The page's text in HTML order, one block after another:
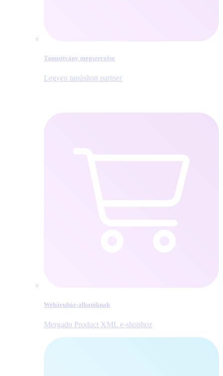
Tanusítvány megszerzése
Legyen tanúsított partner
Webáruház-alkotóknak
Mergado Product XML e‑shophoz